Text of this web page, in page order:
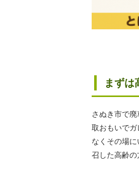
まずは
さぬき市で
取おもいで
なくその場
召した高齢の